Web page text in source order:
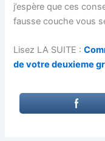
j’espère que ces
fausse couche vous
Lisez LA SUITE :
de votre deuxieme